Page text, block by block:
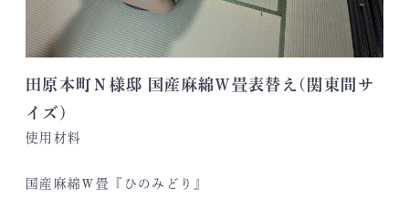
田原本町Ｎ様邸 国産麻綿Ｗ畳表替え(関東間サ
イズ)
使用材料
国産麻綿Ｗ畳『ひのみどり』